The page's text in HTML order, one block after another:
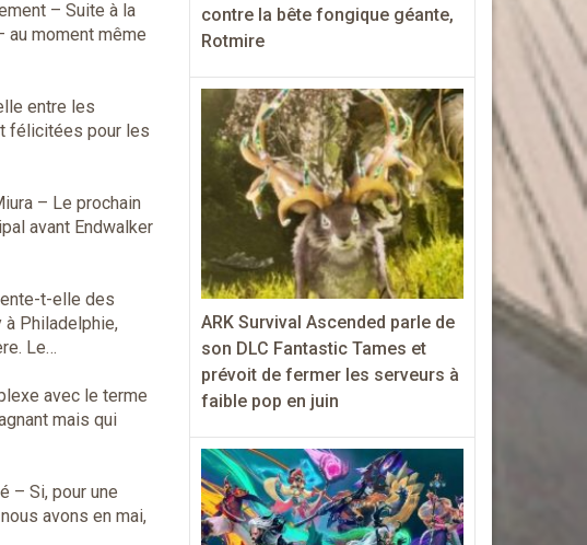
– Suite à la
au moment même
entre les
félicitées pour les
– Le prochain
avant Endwalker
t-elle des
à Philadelphie,
Le…
avec le terme
mais qui
– Si, pour une
avons en mai,
contre la bête fongique géante,
Rotmire
ARK Survival Ascended parle de
son DLC Fantastic Tames et
prévoit de fermer les serveurs à
faible pop en juin